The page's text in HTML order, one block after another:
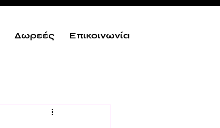
Δωρεές Επικοινωνία